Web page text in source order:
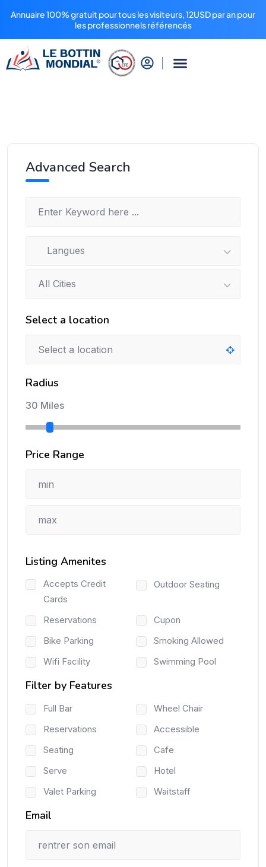
Annuaire 100% gratuit pour tous les visiteurs, 12USD par an pour
les professionnels référencés
Advanced Search
Langues
All Cities
Select a location
Radius
30 Miles
Price Range
Listing Amenites
Accepts Credit
Cards
Outdoor Seating
Reservations
Cupon
Bike Parking
Smoking Allowed
Wifi Facility
Swimming Pool
Filter by Features
Full Bar
Wheel Chair
Reservations
Accessible
Seating
Cafe
Serve
Hotel
Valet Parking
Waitstaff
Email